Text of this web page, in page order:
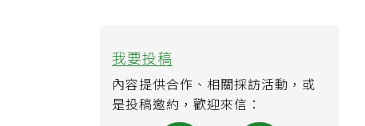
我要投稿
內容提供合作、相關採訪活動，或
是投稿邀約，歡迎來信：